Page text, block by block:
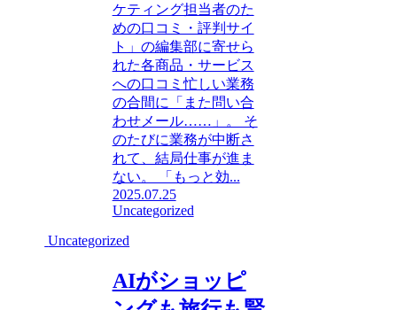
ケティング担当者のた
めの口コミ・評判サイ
ト」の編集部に寄せら
れた各商品・サービス
への口コミ忙しい業務
の合間に「また問い合
わせメール……」。 そ
のたびに業務が中断さ
れて、結局仕事が進ま
ない。 「もっと効...
2025.07.25
Uncategorized
Uncategorized
AIがショッピ